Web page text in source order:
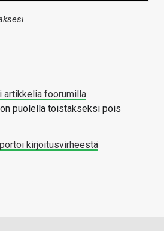
artikkelia foorumilla
puolella toistakseksi pois
kirjoitusvirheestä